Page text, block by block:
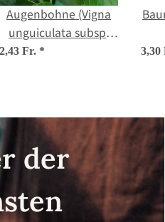
Augenbohne (Vigna
unguiculata subsp.
unguiculata) Samen
2,43 Fr. *
der